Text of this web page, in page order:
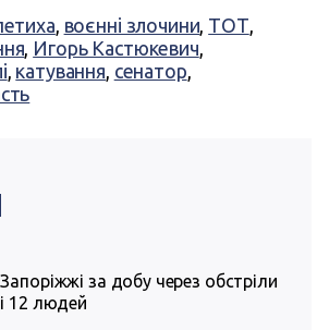
, воєнні злочини, ТОТ,
, Игорь Кастюкевич,
, катування, сенатор,
за добу через обстріли
12 людей